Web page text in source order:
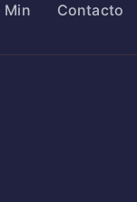
Min Contacto